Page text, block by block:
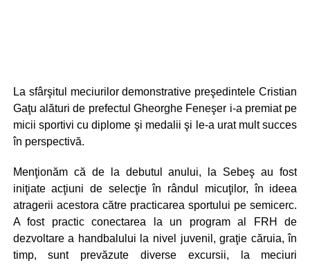
La sfârşitul meciurilor demonstrative preşedintele Cristian
Gaţu alături de prefectul Gheorghe Feneşer i-a premiat pe
micii sportivi cu diplome şi medalii şi le-a urat mult succes
în perspectivă.
Menţionăm că de la debutul anului, la Sebeş au fost
iniţiate acţiuni de selecţie în rândul micuţilor, în ideea
atragerii acestora către practicarea sportului pe semicerc.
A fost practic conectarea la un program al FRH de
dezvoltare a handbalului la nivel juvenil, graţie căruia, în
timp, sunt prevăzute diverse excursii, la meciuri